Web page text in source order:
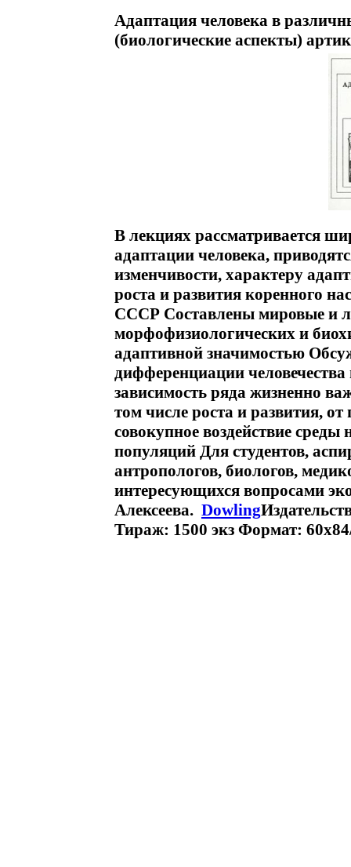
Адаптация человека в
(биологические аспекты)
В лекциях рассматривается
адаптации человека,
изменчивости, характеру
роста и развития коренного
СССР Составлены мировые и
морфофизиологических и
адаптивной значимостью
дифференциации
зависимость ряда жизненно
том числе роста и развития,
совокупное воздействие
популяций Для студентов,
антропологов, биологов,
интересующихся вопросами
Алексеева. Dowling
Тираж: 1500 экз Формат: